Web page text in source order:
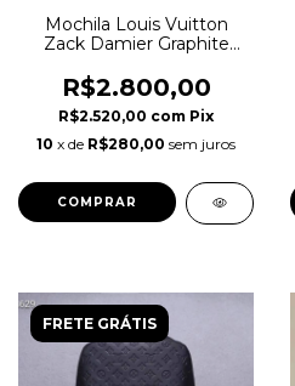
Mochila Louis Vuitton
Zack Damier Graphite
R$2.800,00
R$2.520,00 com Pix
10 x de R$280,00 sem juros
FRETE GRÁTIS